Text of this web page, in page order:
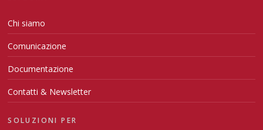
Chi siamo
Comunicazione
Documentazione
Contatti & Newsletter
SOLUZIONI PER